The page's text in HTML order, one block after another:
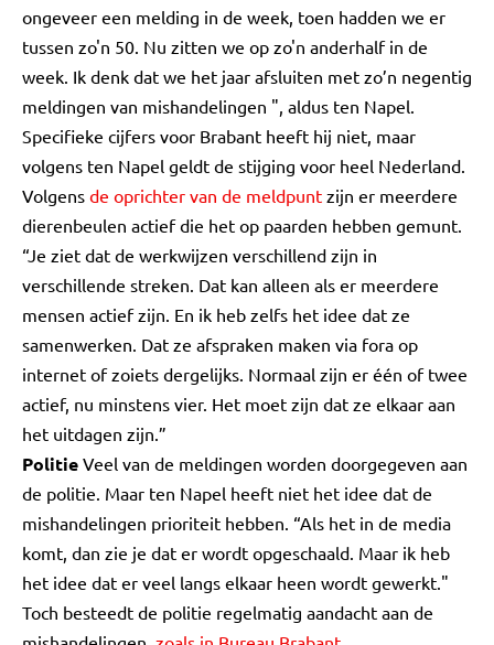
ongeveer een melding in de week, toen hadden we er
tussen zo'n 50. Nu zitten we op zo'n anderhalf in de
week. Ik denk dat we het jaar afsluiten met zo’n negentig
meldingen van mishandelingen ", aldus ten Napel.
Specifieke cijfers voor Brabant heeft hij niet, maar
volgens ten Napel geldt de stijging voor heel Nederland.
Volgens de oprichter van de meldpunt zijn er meerdere
dierenbeulen actief die het op paarden hebben gemunt.
“Je ziet dat de werkwijzen verschillend zijn in
verschillende streken. Dat kan alleen als er meerdere
mensen actief zijn. En ik heb zelfs het idee dat ze
samenwerken. Dat ze afspraken maken via fora op
internet of zoiets dergelijks. Normaal zijn er één of twee
actief, nu minstens vier. Het moet zijn dat ze elkaar aan
het uitdagen zijn.”
Politie Veel van de meldingen worden doorgegeven aan
de politie. Maar ten Napel heeft niet het idee dat de
mishandelingen prioriteit hebben. “Als het in de media
komt, dan zie je dat er wordt opgeschaald. Maar ik heb
het idee dat er veel langs elkaar heen wordt gewerkt."
Toch besteedt de politie regelmatig aandacht aan de